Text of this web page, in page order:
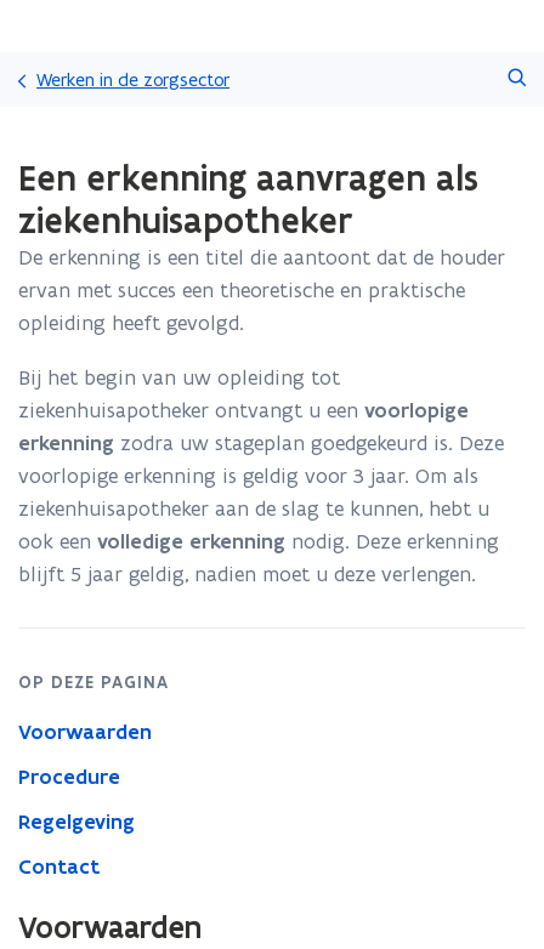
gaan
Werken in de zorgsector
met
laden.
zich
op:
Een
aanvragen
ziekenhuisapotheker
Een erkenning aanvragen als
ziekenhuisapotheker
De erkenning is een titel die aantoont dat de houder
ervan met succes een theoretische en praktische
opleiding heeft gevolgd.
Bij het begin van uw opleiding tot
ziekenhuisapotheker ontvangt u een voorlopige
erkenning zodra uw stageplan goedgekeurd is. Deze
voorlopige erkenning is geldig voor 3 jaar. Om als
ziekenhuisapotheker aan de slag te kunnen, hebt u
ook een volledige erkenning nodig. Deze erkenning
blijft 5 jaar geldig, nadien moet u deze verlengen.
OP DEZE PAGINA
Voorwaarden
Procedure
Regelgeving
Contact
Voorwaarden